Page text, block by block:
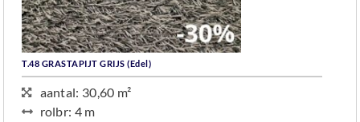
T.48 GRASTAPIJT GRIJS (Edel)
aantal: 30,60 m²
rolbr: 4 m​